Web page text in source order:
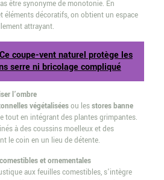
être synonyme de monotonie. En
éléments décoratifs, on obtient un espace
attrayant.
Ce coupe-vent naturel protège les
serre ni bricolage compliqué
l’ombre
végétaliséesou lesstores banne
tout en intégrant des plantes grimpantes.
à des coussins moelleux et des
le coin en un lieu de détente.
et ornementales
aux feuilles comestibles, s’intègre